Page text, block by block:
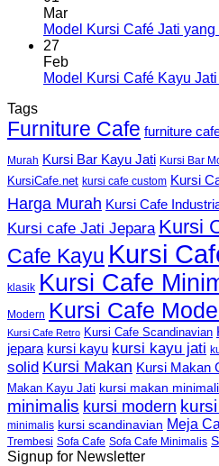
Mar
Model Kursi Café Jati
27
Feb
Model Kursi Café Kayu
Tags
Furniture Cafe furniture
Murah Kursi Bar Kayu Jati Kursi Bar
KursiCafe.net kursi cafe custom Kursi
Harga Murah Kursi Cafe
Kursi cafe Jati Jepara Kursi
Cafe Kayu Kursi
klasik Kursi Cafe
Modern Kursi Cafe
Kursi Cafe Retro Kursi Cafe Scandinavian
jepara kursi kayu kursi kayu jati
solid Kursi Makan Kursi Makan
Makan Kayu Jati kursi makan
minimalis kursi modern
minimalis kursi scandinavian Meja
Trembesi Sofa Cafe Sofa Cafe Minimalis
Signup for Newsletter